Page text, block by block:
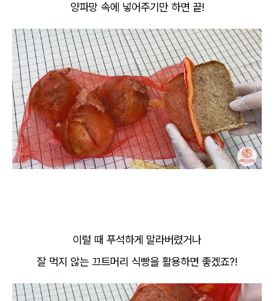
양파망 속에 넣어주기만 하면 끝!
이럴 때 푸석하게 말라버렸거나
잘 먹지 않는 끄트머리 식빵을 활용하면 좋겠죠?!